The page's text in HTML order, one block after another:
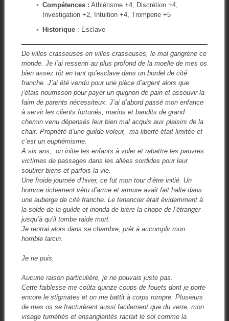
Compétences : Athlétisme +4, Discrétion +4,
Investigation +2, Intuition +4, Tromperie +5
Historique: Esclave
De villes crasseuses en villes crasseuses, le mal gangrène ce
monde. Je l’ai ressenti au plus profond de la moelle de mes os
bien assez tôt en tant qu’esclave dans un bordel de cité
franche. J’ai été vendu pour une pièce d’argent alors que
j’étais nourrisson pour payer un quignon de pain et assouvir la
faim de parents nécessiteux. J’ai d’abord passé mon enfance
à servir les clients fortunés, marins et bandits de grand
chemin venu dépensés leur bien mal acquis aux plaisirs de la
chair. Propriété d’une guilde voleur, ma liberté était limitée et
c’est un euphémisme.
A six ans, on initie les enfants à voler et rabattre les pauvres
victimes de passages dans les allées sordides pour leur
soutirer biens et parfois la vie.
Une froide journée d’hiver, ce fut mon tour d’être initié. Un
homme richement vêtu d’arme et armure avait fait halte dans
une auberge de cité franche. Le tenancier était évidemment à
la solde de la guilde et inonda de bière la chope de l’étranger
jusqu’à qu’il tombe raide mort.
Je rentrai alors dans sa chambre, prêt à accomplir mon
horrible larcin.
Je ne puis.
Aucune raison particulière, je ne pouvais juste pas.
Cette faiblesse me coûta quinze coups de fouets dont je porte
encore le stigmates et on me battit à corps rompre. Plusieurs
de mes os se fracturèrent aussi facilement que du verre, mon
visage tuméfiés et ensanglantés raclait le sol comme la